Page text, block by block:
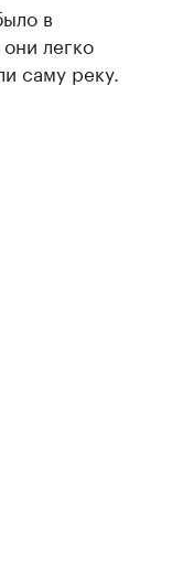
в
легко
саму реку.